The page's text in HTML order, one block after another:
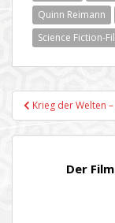
Quinn Reimann
Science Fiction-
Krieg der Welten
Der